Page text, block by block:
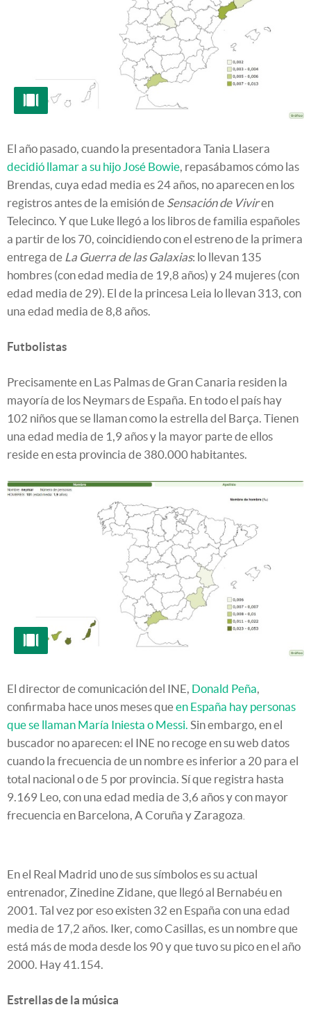
El año pasado, cuando la presentadora Tania Llasera
decidió llamar a su hijo José Bowie, repasábamos cómo las
Brendas, cuya edad media es 24 años, no aparecen en los
registros antes de la emisión de Sensación de Viviren
Telecinco. Y que Luke llegó a los libros de familia españoles
a partir de los 70, coincidiendo con el estreno de la primera
entrega de La Guerra de las Galaxias: lo llevan 135
hombres (con edad media de 19,8 años) y 24 mujeres (con
edad media de 29). El de la princesa Leia lo llevan 313, con
una edad media de8,8 años.
Futbolistas
Precisamente en Las Palmas de Gran Canaria residen la
mayoría de los Neymars de España. En todo el país hay
102 niños que se llaman como la estrella del Barça. Tienen
una edad media de 1,9 años y la mayor parte de ellos
reside en esta provincia de 380.000 habitantes.
El director de comunicación del INE, Donald Peña,
confirmaba hace unos meses queen España hay personas
que se llaman María Iniesta o Messi. Sin embargo, en el
buscador no aparecen: el INE no recoge en su web datos
cuando la frecuencia de un nombre es inferior a 20 para el
total nacional o de 5 por provincia. Sí que registra hasta
9.169 Leo, con una edad media de 3,6 años y con mayor
frecuencia en Barcelona, A Coruña y Zaragoza.
En el Real Madrid uno de sus símbolos es su actual
entrenador, Zinedine Zidane, que llegó al Bernabéu en
2001. Tal vez por eso existen 32 en España con una edad
media de 17,2 años. Iker, como Casillas, es un nombre que
está más de moda desde los 90 y que tuvo su pico en el año
2000. Hay41.154.
Estrellas de la música